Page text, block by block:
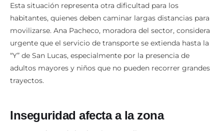
Esta situación representa otra dificultad para los
habitantes, quienes deben caminar largas distancias para
movilizarse. Ana Pacheco, moradora del sector, considera
urgente que el servicio de transporte se extienda hasta la
“Y” de San Lucas, especialmente por la presencia de
adultos mayores y niños que no pueden recorrer grandes
trayectos.
Inseguridad afecta a la zona